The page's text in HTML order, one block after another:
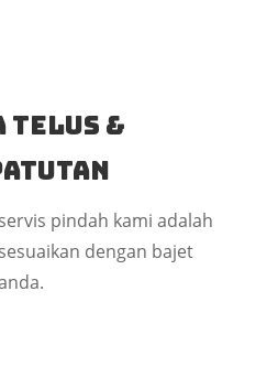
Telus &
pindah kami adalah
dengan bajet